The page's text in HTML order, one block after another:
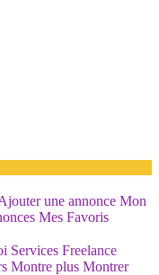
une annonce Mon
Mes Favoris
Services Freelance
Montre plus Montrer